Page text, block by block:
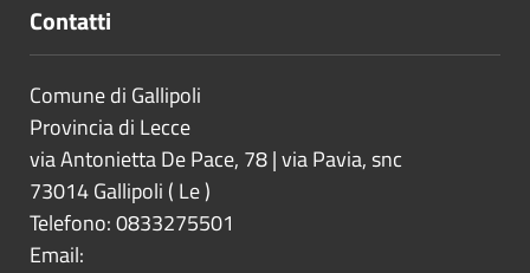
Contatti
Comune di Gallipoli
Provincia di Lecce
via Antonietta De Pace, 78 | via Pavia, snc
73014Gallipoli ( Le)
Telefono: 0833275501
Email: